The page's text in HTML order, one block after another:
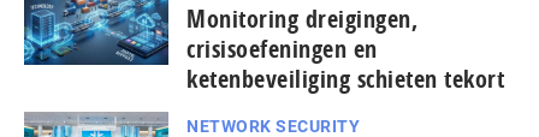
Monitoring dreigingen,
crisisoefeningen en
ketenbeveiliging schieten tekort
NETWORK SECURITY